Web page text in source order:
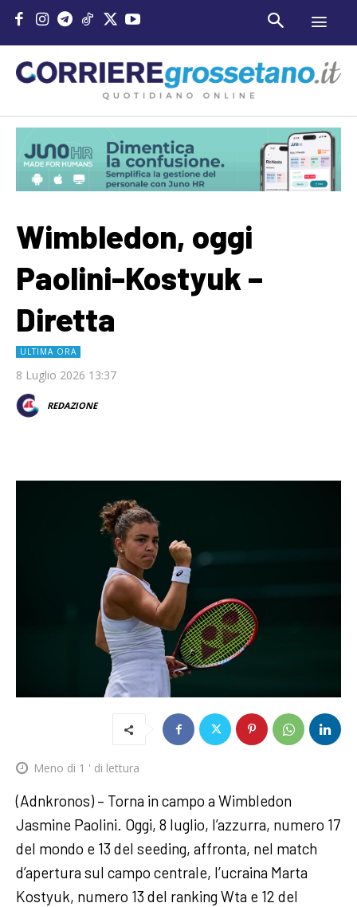
Wimbledon, oggi
Paolini-Kostyuk –
Diretta
ULTIMA ORA
8 Luglio 2026 13:37
REDAZIONE
Meno di 1 ' di lettura
(Adnkronos) – Torna in campo a Wimbledon
Jasmine Paolini. Oggi, 8 luglio, l’azzurra, numero 17
del mondo e 13 del seeding, affronta, nel match
d’apertura sul campo centrale, l’ucraina Marta
Kostyuk, numero 13 del ranking Wta e 12 del